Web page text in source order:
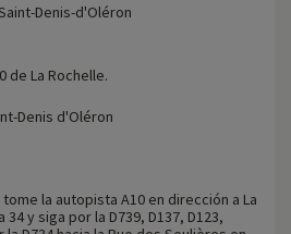
Denis-d'Oléron
de La Rochelle.
Denis d'Oléron
la autopista A10 en dirección a La
y siga por la D739, D137, D123,